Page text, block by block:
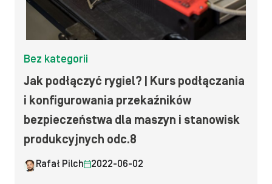
Bez kategorii
Jak podłączyć rygiel? | Kurs podłączania
i konfigurowania przekaźników
bezpieczeństwa dla maszyn i stanowisk
produkcyjnych odc.8
Rafał Pilch 2022-06-02